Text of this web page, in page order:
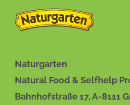
Naturgarten
Natural Food & Selfhelp
Bahnhofstraße 17, A-8111